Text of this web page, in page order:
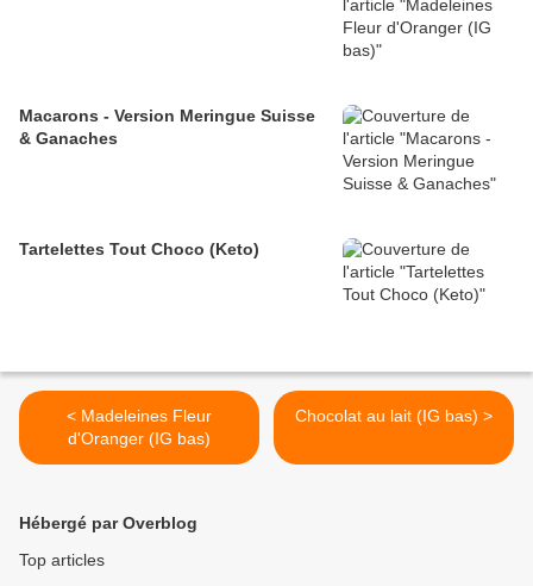
Macarons - Version Meringue Suisse
& Ganaches
Tartelettes Tout Choco (Keto)
< Madeleines Fleur
d'Oranger (IG bas)
Chocolat au lait (IG bas) >
Hébergé par Overblog
Top articles